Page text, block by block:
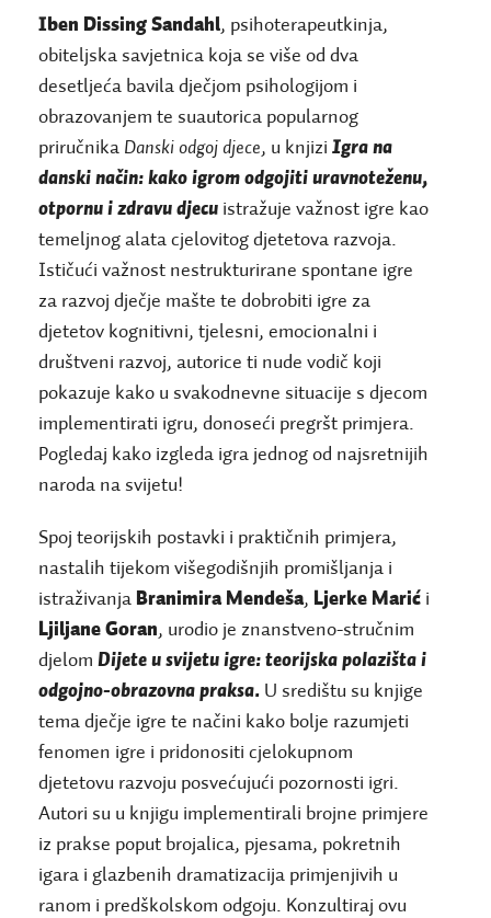
Iben Dissing Sandahl, psihoterapeutkinja,
obiteljska savjetnica koja se više od dva
desetljeća bavila dječjom psihologijom i
obrazovanjem te suautorica popularnog
priručnika Danski odgoj djece, u knjiziIgra na
danski način: kako igrom odgojiti uravnoteženu,
otpornu i zdravu djecu istražuje važnost igre kao
temeljnog alata cjelovitog djetetova razvoja.
Ističući važnost nestrukturirane spontane igre
za razvoj dječje mašte te dobrobiti igre za
djetetov kognitivni, tjelesni, emocionalni i
društveni razvoj, autorice ti nude vodič koji
pokazuje kako u svakodnevne situacije s djecom
implementirati igru, donoseći pregršt primjera.
Pogledaj kako izgleda igra jednog od najsretnijih
naroda na svijetu!
Spoj teorijskih postavki i praktičnih primjera,
nastalih tijekom višegodišnjih promišljanja i
istraživanja Branimira Mendeša, Ljerke Marić i
Ljiljane Goran, urodio je znanstveno-stručnim
djelomDijete u svijetu igre: teorijska polazišta i
odgojno-obrazovna praksa. U središtu su knjige
tema dječje igre te načini kako bolje razumjeti
fenomen igre i pridonositi cjelokupnom
djetetovu razvoju posvećujući pozornosti igri.
Autori su u knjigu implementirali brojne primjere
iz prakse poput brojalica, pjesama, pokretnih
igara i glazbenih dramatizacija primjenjivih u
ranom i predškolskom odgoju. Konzultiraj ovu